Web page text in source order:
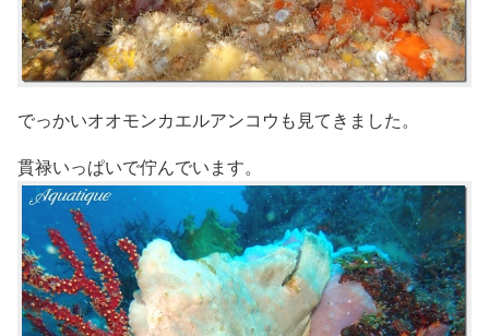
でっかいオオモンカエルアンコウも見てきました。
貫禄いっぱいで佇んでいます。